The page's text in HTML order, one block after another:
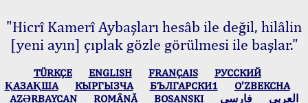
"Hicrî Kamerî Aybaşları hesâb ile değil, hilâlin
[yeni ayın] çıplak gözle görülmesi ile başlar."
TÜRKÇE ENGLISH FRANÇAIS
РУССКИЙ
ҚАЗАҚША
КЫPГЫЗЧA БЪЛГАРСКИ1
O’ZBEKCHA
AZӘRBAYCAN
ROMÂNĂ BOSANSKI العربي فارسی